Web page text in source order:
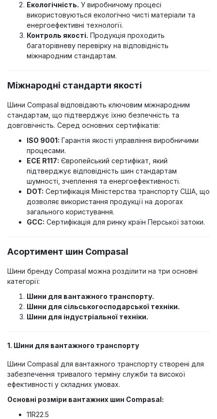
Екологічність. У виробничому процесі
використовуються екологічно чисті матеріали та
енергоефективні технології.
Контроль якості. Продукція проходить
багаторівневу перевірку на відповідність
міжнародним стандартам.
Міжнародні стандарти якості
Шини Compasal відповідають ключовим міжнародним
стандартам, що підтверджує їхню безпечність та
довговічність. Серед основних сертифікатів:
ISO 9001: Гарантія якості управління виробничими
процесами.
ECE R117: Європейський сертифікат, який
підтверджує відповідність шин стандартам
шумності, зчеплення та енергоефективності.
DOT: Сертифікація Міністерства транспорту США, що
дозволяє використання продукції на дорогах
загального користування.
GCC: Сертифікація для ринку країн Перської затоки.
Асортимент шин Compasal
Шини бренду Compasal можна розділити на три основні
категорії:
Шини для вантажного транспорту.
Шини для сільськогосподарської техніки.
Шини для індустріальної техніки.
1. Шини для вантажного транспорту
Шини Compasal для вантажного транспорту створені для
забезпечення тривалого терміну служби та високої
ефективності у складних умовах.
Основні розміри вантажних шин Compasal:
11R22.5